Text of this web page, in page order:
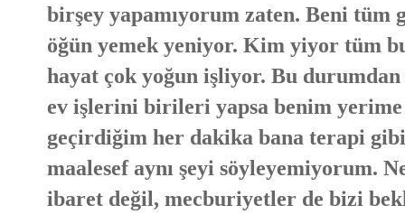
birşey yapamıyorum zaten. Beni tüm
öğün yemek yeniyor. Kim yiyor tüm
hayat çok yoğun işliyor. Bu
ev işlerini birileri yapsa benim
geçirdiğim her dakika bana terapi
maalesef aynı şeyi söyleyemiyorum.
ibaret değil, mecburiyetler de bizi